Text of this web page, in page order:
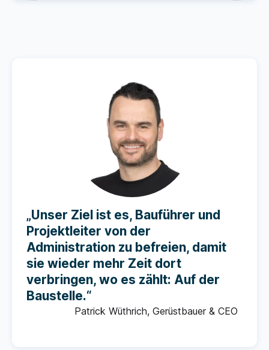
„Unser Ziel ist es, Bauführer und
Projektleiter von der
Administration zu befreien, damit
sie wieder mehr Zeit dort
verbringen, wo es zählt: Auf der
Baustelle.“
Patrick Wüthrich, Gerüstbauer & CEO